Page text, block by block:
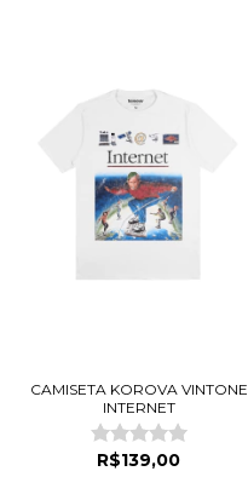
CAMISETA KOROVA VINTONE
INTERNET
R$139,00